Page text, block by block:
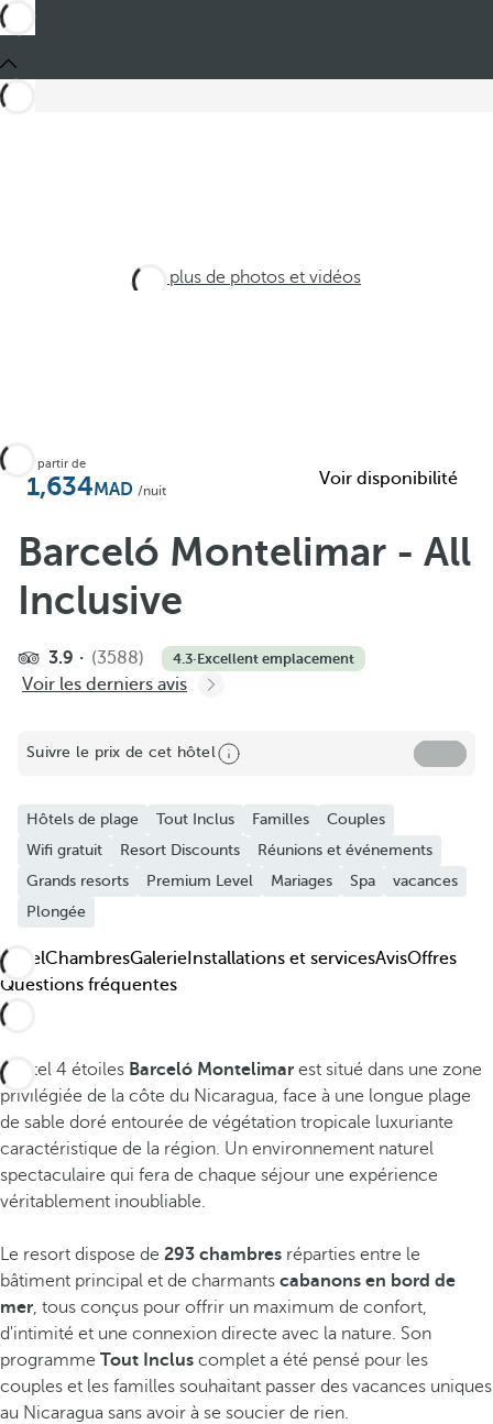
Voir plus de photos et vidéos
À partir de
1,634 /nuit
Voir disponibilité
Barceló Montelimar - All
Inclusive
3.9 (3588) 4.3·Excellent emplacement
Voir les derniers avis
Suivre le prix de cet hôtel
Hôtels de plage Tout Inclus Familles
Couples
Wifi gratuit
Resort Discounts
Réunions et événements
Grands resorts
Premium Level Mariages Spa
vacances
Plongée
HôtelChambresGalerie Installations et servicesAvisOffres
Questions fréquentes
L'hôtel 4 étoiles Barceló Montelimar est situé dans une zone
privilégiée de la côte du Nicaragua, face à une longue plage
de sable doré entourée de végétation tropicale luxuriante
caractéristique de la région. Un environnement naturel
spectaculaire qui fera de chaque séjour une expérience
véritablement inoubliable.
Le resort dispose de 293 chambres réparties entre le
bâtiment principal et de charmants cabanons en bord de
mer, tous conçus pour offrir un maximum de confort,
d'intimité et une connexion directe avec la nature. Son
programme Tout Inclus complet a été pensé pour les
couples et les familles souhaitant passer des vacances uniques
au Nicaragua sans avoir à se soucier de rien.